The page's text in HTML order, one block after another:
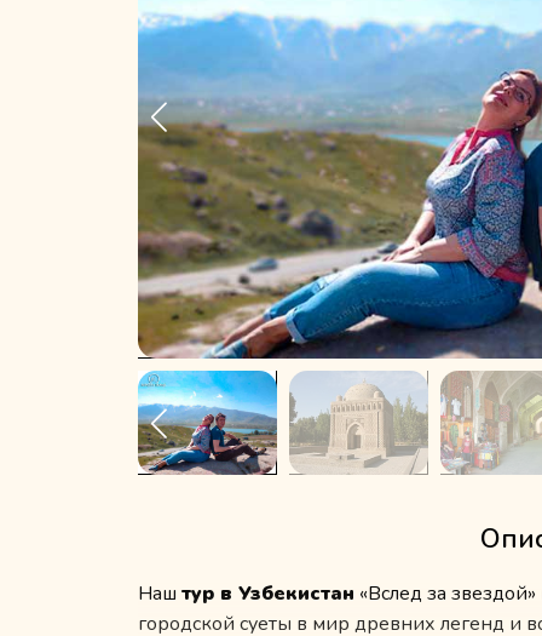
Наш тур в Узбекистан «Вслед за
городской суеты в мир древних легенд и